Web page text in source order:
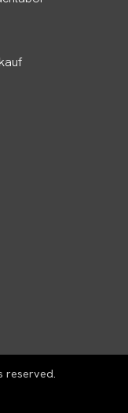
reserved.